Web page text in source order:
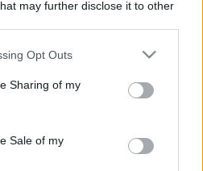
may further disclose it to other
app uses one or more Google
behaviour. You may click to
and its third-party tags to
purposes in below Google
Opt Outs
Sharing of my
Sale of my